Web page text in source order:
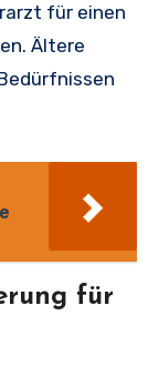
für einen
Ältere
für